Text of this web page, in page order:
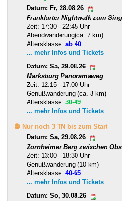
Datum: Fr, 28.08.26
Frankfurter Nightwalk zum
Zeit: 17:30 - 22:45 Uhr
Abendwanderung(ca. 7 km)
Altersklasse: ab 40
... mehr Infos und Tickets
Datum: Sa, 29.08.26
Marksburg Panoramaweg
Zeit: 12:15 - 17:00 Uhr
Genußwanderung (ca. 8 km)
Altersklasse: 30-49
... mehr Infos und Tickets
🟡 Nur noch 3 TN bis zum Start
Datum: Sa, 29.08.26
Zornheimer Berg zwischen
Zeit: 13:00 - 18:30 Uhr
Genußwanderung (10 km)
Altersklasse: 40-65
... mehr Infos und Tickets
Datum: So, 30.08.26